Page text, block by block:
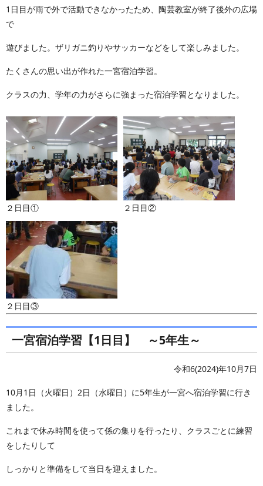
1日目が雨で外で活動できなかったため、陶芸教室が終了後外の広場
で
遊びました。ザリガニ釣りやサッカーなどをして楽しみました。
たくさんの思い出が作れた一宮宿泊学習。
クラスの力、学年の力がさらに強まった宿泊学習となりました。
２日目① ２日目②
２日目③
一宮宿泊学習【1日目】 ～5年生～
令和6(2024)年10月7日
10月1日（火曜日）2日（水曜日）に5年生が一宮へ宿泊学習に行き
ました。
これまで休み時間を使って係の集りを行ったり、クラスごとに練習
をしたりして
しっかりと準備をして当日を迎えました。